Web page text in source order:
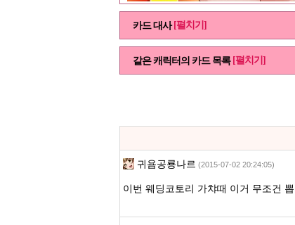
카드 대사[펼치기]
같은 캐릭터의 카드 목록 [펼치기]
귀욤공룡나르 (2015-07-02 20:24:05)
이번 웨딩코토리 가챠때 이거 무조건